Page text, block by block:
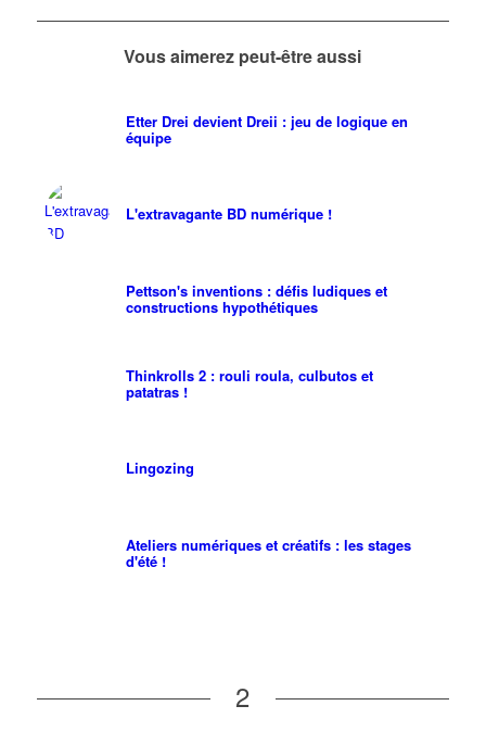
Vous aimerez peut-être aussi
Etter Drei devient Dreii : jeu de logique en
équipe
L'extravagante BD numérique !
Pettson's inventions : défis ludiques et
constructions hypothétiques
Thinkrolls 2 : rouli roula, culbutos et
patatras !
Lingozing
Ateliers numériques et créatifs : les stages
d'été !
2